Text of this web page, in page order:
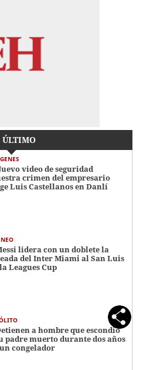
ÚLTIMO
video de seguridad
crimen del empresario
Luis Castellanos en Danlí
lidera con un doblete la
del Inter Miami al San Luis
Leagues Cup
a hombre que escondió
padre muerto durante dos años
congelador